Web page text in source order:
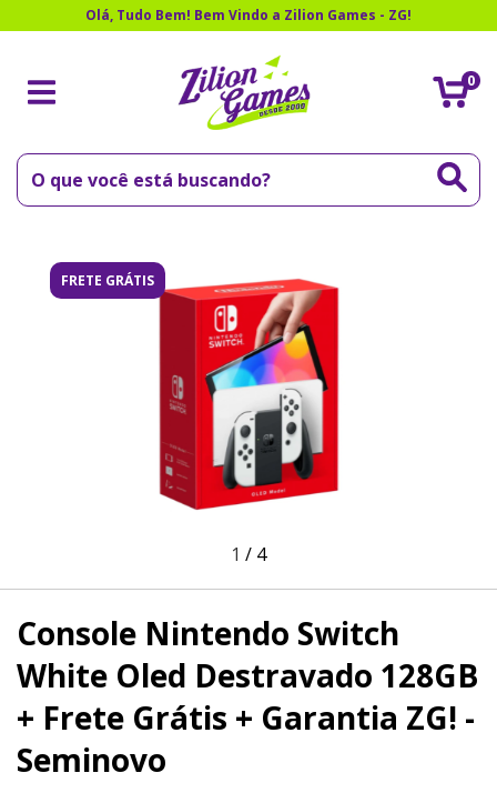
Olá, Tudo Bem! Bem Vindo a Zilion Games - ZG!
0
FRETE GRÁTIS
1 / 4
Console Nintendo Switch
White Oled Destravado 128GB
+ Frete Grátis + Garantia ZG! -
Seminovo